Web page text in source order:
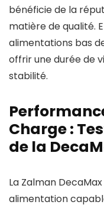
bénéficie de la
matière de qualité.
alimentations bas
offrir une durée de
stabilité.
Charge :
de la
La Zalman
alimentation